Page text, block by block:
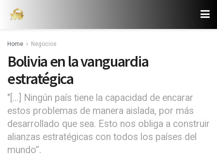
Home Negocios
Bolivia en la vanguardia
estratégica
"[...] Ningún país tiene la capacidad de encarar
estos problemas de manera aislada, por más
desarrollado que sea. Esto nos obliga a construir
alianzas estratégicas con todos los países del
mundo”.